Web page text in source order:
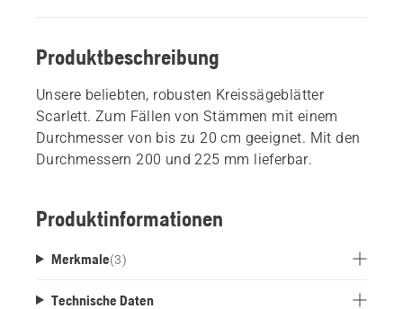
Produktbeschreibung
Unsere beliebten, robusten Kreissägeblätter
Scarlett. Zum Fällen von Stämmen mit einem
Durchmesser von bis zu 20 cm geeignet. Mit den
Durchmessern 200 und 225 mm lieferbar.
Produktinformationen
Merkmale(3)
Technische Daten